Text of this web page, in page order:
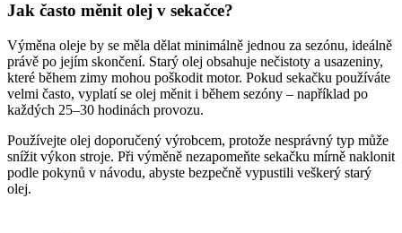
Jak často měnit olej v sekačce?
Výměna oleje by se měla dělat minimálně jednou za sezónu, ideálně
právě po jejím skončení. Starý olej obsahuje nečistoty a usazeniny,
které během zimy mohou poškodit motor. Pokud sekačku používáte
velmi často, vyplatí se olej měnit i během sezóny – například po
každých 25–30 hodinách provozu.
Používejte olej doporučený výrobcem, protože nesprávný typ může
snížit výkon stroje. Při výměně nezapomeňte sekačku mírně naklonit
podle pokynů v návodu, abyste bezpečně vypustili veškerý starý
olej.